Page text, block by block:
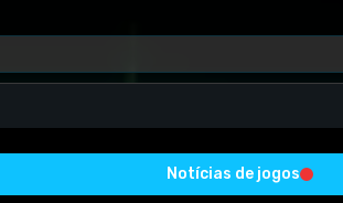
Notícias de jogos